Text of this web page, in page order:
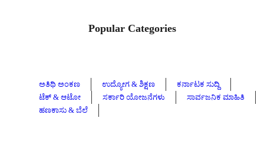
Popular Categories
ಅತಿಥಿ ಅಂಕಣ ಉದ್ಯೋಗ & ಶಿಕ್ಷಣ
ಕರ್ನಾಟಕ ಸುದ್ದಿ
ಟೆಕ್ & ಆಟೋ
ಸರ್ಕಾರಿ ಯೋಜನೆಗಳು
ಸಾರ್ವಜನಿಕ ಮಾಹಿತಿ
ಹಣಕಾಸು & ಬೆಲೆ